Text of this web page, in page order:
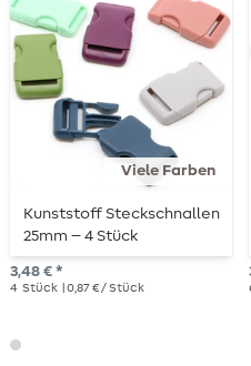
Viele Farben
Kunststoff Steckschnallen
25mm – 4 Stück
3,48 € *
4 Stück | 0,87 € / Stück